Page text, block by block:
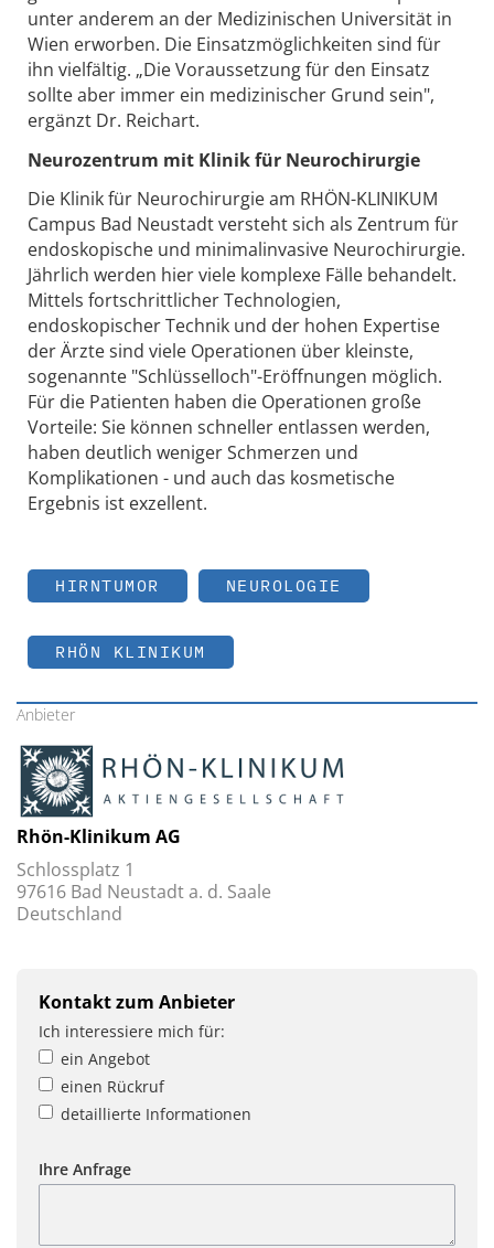
unter anderem an der Medizinischen Universität in
Wien erworben. Die Einsatzmöglichkeiten sind für
ihn vielfältig. „Die Voraussetzung für den Einsatz
sollte aber immer ein medizinischer Grund sein",
ergänzt Dr. Reichart.
Neurozentrum mit Klinik für Neurochirurgie
Die Klinik für Neurochirurgie am RHÖN-KLINIKUM
Campus Bad Neustadt versteht sich als Zentrum für
endoskopische und minimalinvasive Neurochirurgie.
Jährlich werden hier viele komplexe Fälle behandelt.
Mittels fortschrittlicher Technologien,
endoskopischer Technik und der hohen Expertise
der Ärzte sind viele Operationen über kleinste,
sogenannte "Schlüsselloch"-Eröffnungen möglich.
Für die Patienten haben die Operationen große
Vorteile: Sie können schneller entlassen werden,
haben deutlich weniger Schmerzen und
Komplikationen - und auch das kosmetische
Ergebnis ist exzellent.
HIRNTUMOR NEUROLOGIE
RHÖN KLINIKUM
Anbieter
Rhön-Klinikum AG
Schlossplatz 1
97616 Bad Neustadt a. d. Saale
Deutschland
Kontakt zum Anbieter
Ich interessiere mich für:
ein Angebot
einen Rückruf
detaillierte Informationen
Ihre Anfrage